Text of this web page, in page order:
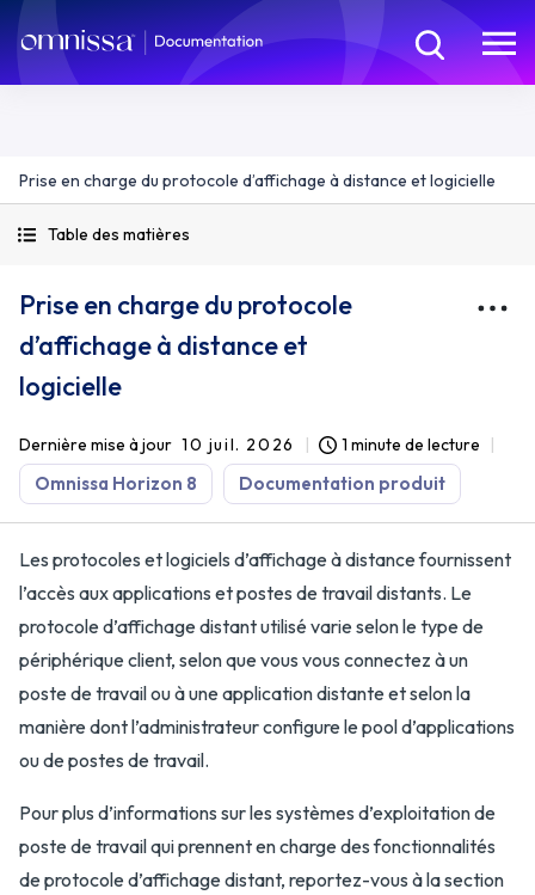
Prise en charge du protocole d’affichage à distance et logicielle
Table des matières
Prise en charge du protocole
d’affichage à distance et
logicielle
Dernière mise à jour 10 juil. 2026 1 minute de lecture
Omnissa Horizon 8 Documentation produit
Les protocoles et logiciels d’affichage à distance fournissent
l’accès aux applications et postes de travail distants. Le
protocole d’affichage distant utilisé varie selon le type de
périphérique client, selon que vous vous connectez à un
poste de travail ou à une application distante et selon la
manière dont l’administrateur configure le pool d’applications
ou de postes de travail.
Pour plus d’informations sur les systèmes d’exploitation de
poste de travail qui prennent en charge des fonctionnalités
de protocole d’affichage distant, reportez-vous à la section